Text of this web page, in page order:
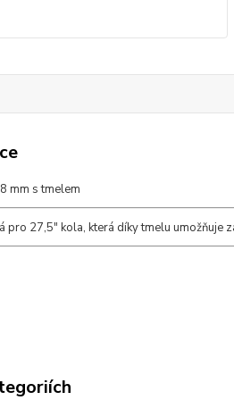
mm s tmelem
pro 27,5" kola, která díky tmelu umožňuje